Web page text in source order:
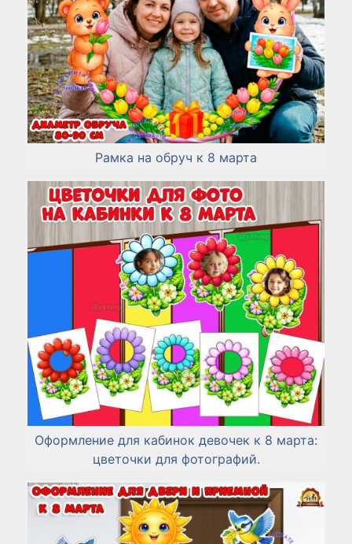
Рамка на обруч к 8 марта
Оформление для кабинок девочек к 8 марта:
цветочки для фотографий.